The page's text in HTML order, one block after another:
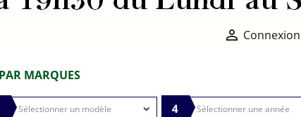
 Connexion
MARQUES
4